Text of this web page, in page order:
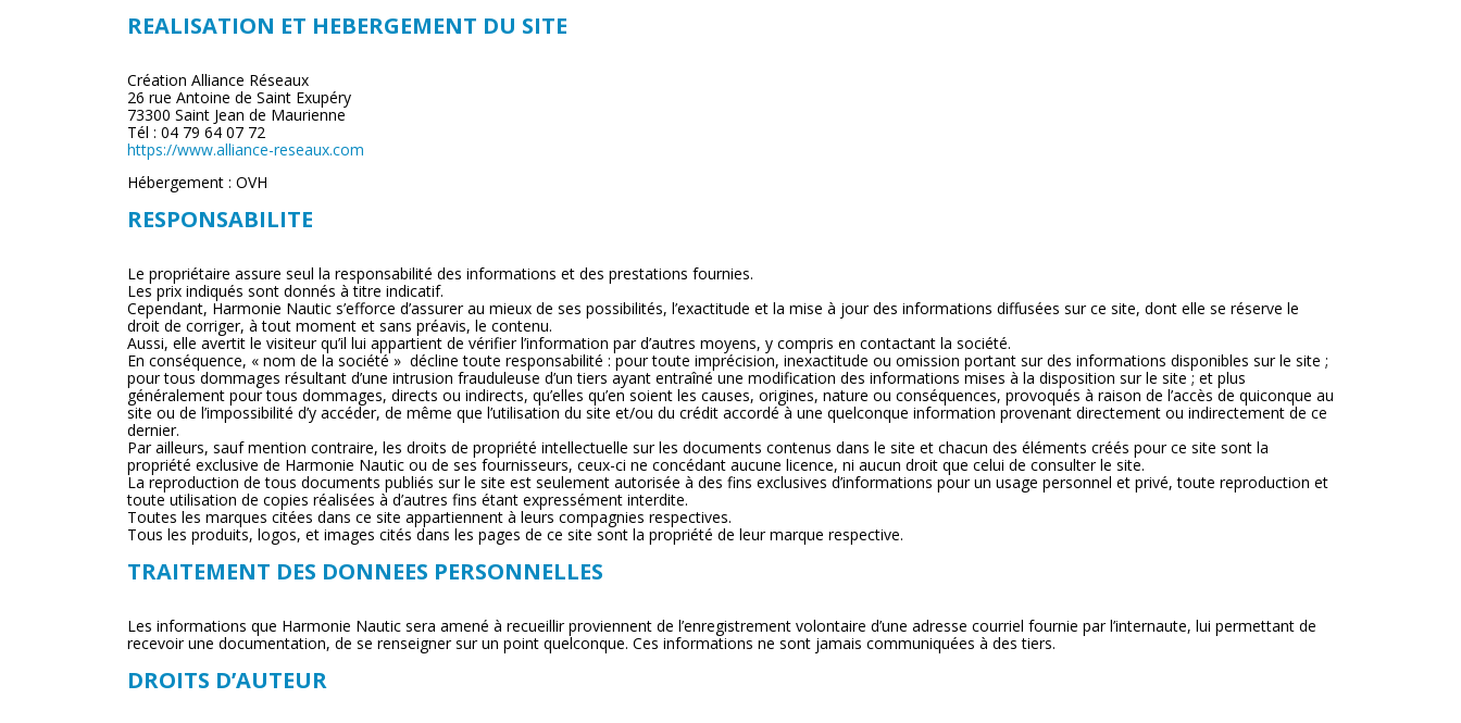
REALISATION ET HEBERGEMENT DU SITE
Création Alliance Réseaux
26 rue Antoine de Saint Exupéry
73300 Saint Jean de Maurienne
Tél : 04 79 64 07 72
https://www.alliance-reseaux.com
Hébergement : OVH
RESPONSABILITE
Le propriétaire assure seul la responsabilité des informations et des prestations fournies.
Les prix indiqués sont donnés à titre indicatif.
Cependant, Harmonie Nautic s’efforce d’assurer au mieux de ses possibilités, l’exactitude et la mise à jour des informations diffusées sur ce site, dont elle se réserve le
droit de corriger, à tout moment et sans préavis, le contenu.
Aussi, elle avertit le visiteur qu’il lui appartient de vérifier l’information par d’autres moyens, y compris en contactant la société.
En conséquence, « nom de la société » décline toute responsabilité : pour toute imprécision, inexactitude ou omission portant sur des informations disponibles sur le site ;
pour tous dommages résultant d’une intrusion frauduleuse d’un tiers ayant entraîné une modification des informations mises à la disposition sur le site ; et plus
généralement pour tous dommages, directs ou indirects, qu’elles qu’en soient les causes, origines, nature ou conséquences, provoqués à raison de l’accès de quiconque au
site ou de l’impossibilité d’y accéder, de même que l’utilisation du site et/ou du crédit accordé à une quelconque information provenant directement ou indirectement de ce
dernier.
Par ailleurs, sauf mention contraire, les droits de propriété intellectuelle sur les documents contenus dans le site et chacun des éléments créés pour ce site sont la
propriété exclusive de Harmonie Nautic ou de ses fournisseurs, ceux-ci ne concédant aucune licence, ni aucun droit que celui de consulter le site.
La reproduction de tous documents publiés sur le site est seulement autorisée à des fins exclusives d’informations pour un usage personnel et privé, toute reproduction et
toute utilisation de copies réalisées à d’autres fins étant expressément interdite.
Toutes les marques citées dans ce site appartiennent à leurs compagnies respectives.
Tous les produits, logos, et images cités dans les pages de ce site sont la propriété de leur marque respective.
TRAITEMENT DES DONNEES PERSONNELLES
Les informations que Harmonie Nautic sera amené à recueillir proviennent de l’enregistrement volontaire d’une adresse courriel fournie par l’internaute, lui permettant de
recevoir une documentation, de se renseigner sur un point quelconque. Ces informations ne sont jamais communiquées à des tiers.
DROITS D’AUTEUR